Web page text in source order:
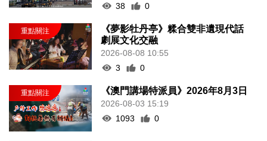
38
0
《夢影牡丹亭》糅合雙非遺現代話
劇展文化交融
2026-08-08 10:55
3
0
《澳門講場特派員》2026年8月3日
2026-08-03 15:19
1093
0